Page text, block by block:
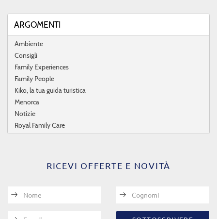
ARGOMENTI
Ambiente
Consigli
Family Experiences
Family People
Kiko, la tua guida turistica
Menorca
Notizie
Royal Family Care
RICEVI OFFERTE E NOVITÀ
Nome Cognomi